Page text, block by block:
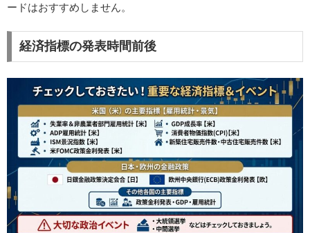
ードはおすすめしません。
経済指標の発表時間前後